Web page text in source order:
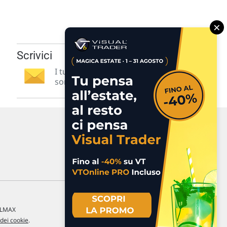
Scrivici
I tuoi suggerimenti per noi
sono preziosi e molto utili! »
cookie.
×